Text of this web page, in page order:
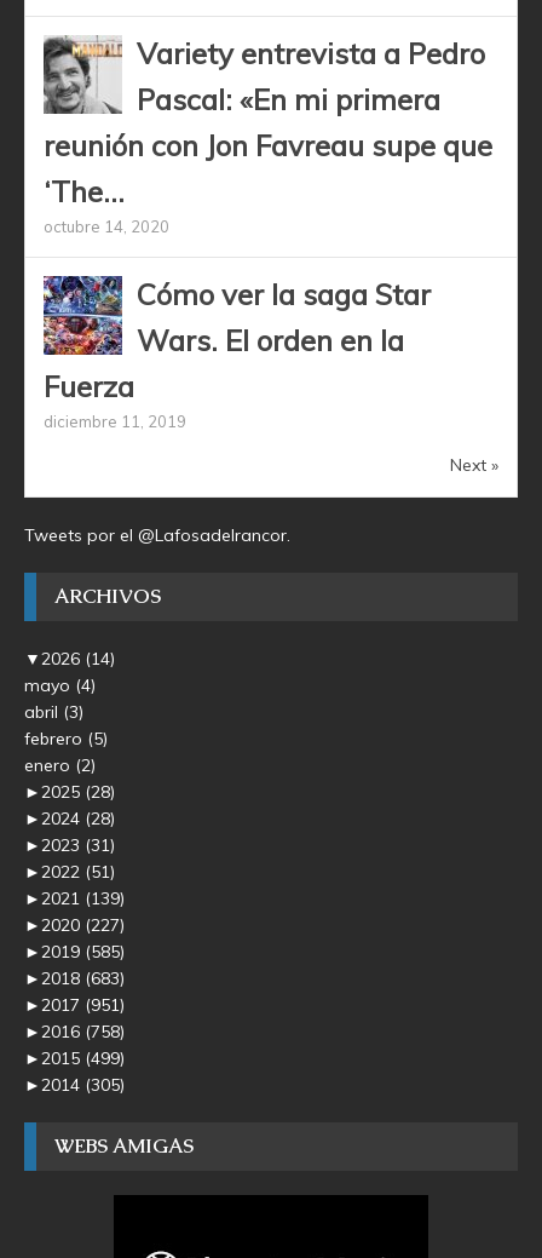
Variety entrevista a Pedro
Pascal: «En mi primera
reunión con Jon Favreau supe que
‘The...
octubre 14, 2020
Cómo ver la saga Star
Wars. El orden en la
Fuerza
diciembre 11, 2019
Next »
Tweets por el @Lafosadelrancor.
ARCHIVOS
▼2026 (14)
mayo (4)
abril (3)
febrero (5)
enero (2)
►2025 (28)
►2024 (28)
►2023 (31)
►2022 (51)
►2021 (139)
►2020 (227)
►2019 (585)
►2018 (683)
►2017 (951)
►2016 (758)
►2015 (499)
►2014 (305)
WEBS AMIGAS